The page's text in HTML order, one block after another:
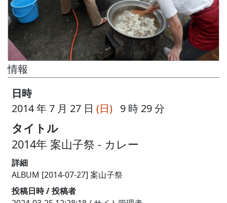
情報
日時
2014 年 7 月 27 日 (日) 9 時 29 分
タイトル
2014年 案山子祭 - カレー
詳細
ALBUM [2014-07-27] 案山子祭
投稿日時 / 投稿者